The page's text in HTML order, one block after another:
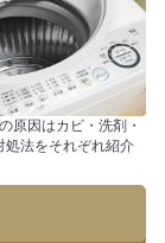
原因はカビ・洗剤・
処法をそれぞれ紹介